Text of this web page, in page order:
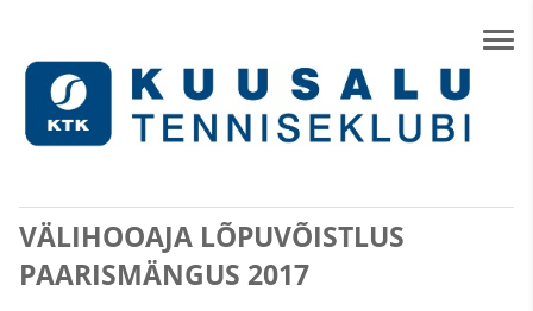
VÄLIHOOAJA LÕPUVÕISTLUS
PAARISMÄNGUS 2017